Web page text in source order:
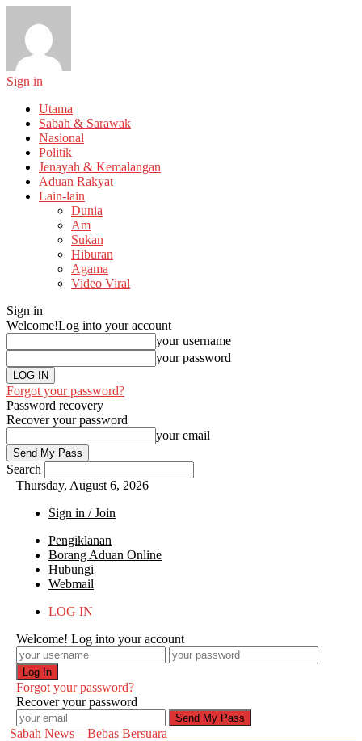
Sign in
Utama
Sabah & Sarawak
Nasional
Politik
Jenayah & Kemalangan
Aduan Rakyat
Lain-lain
Dunia
Am
Sukan
Hiburan
Agama
Video Viral
Sign in
Welcome!Log into your account
your username
your password
Forgot your password?
Password recovery
Recover your password
your email
Search
Thursday, August 6, 2026
Sign in / Join
Pengiklanan
Borang Aduan Online
Hubungi
Webmail
LOG IN
Welcome! Log into your account
Forgot your password?
Recover your password
Sabah News – Bebas Bersuara